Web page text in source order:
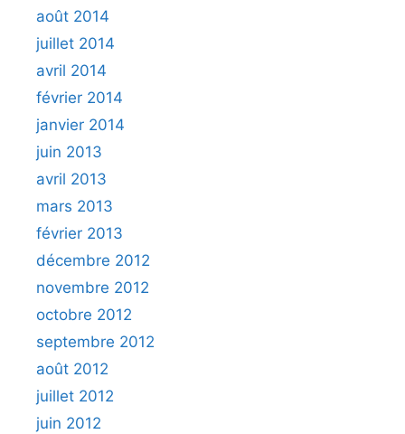
août 2014
juillet 2014
avril 2014
février 2014
janvier 2014
juin 2013
avril 2013
mars 2013
février 2013
décembre 2012
novembre 2012
octobre 2012
septembre 2012
août 2012
juillet 2012
juin 2012